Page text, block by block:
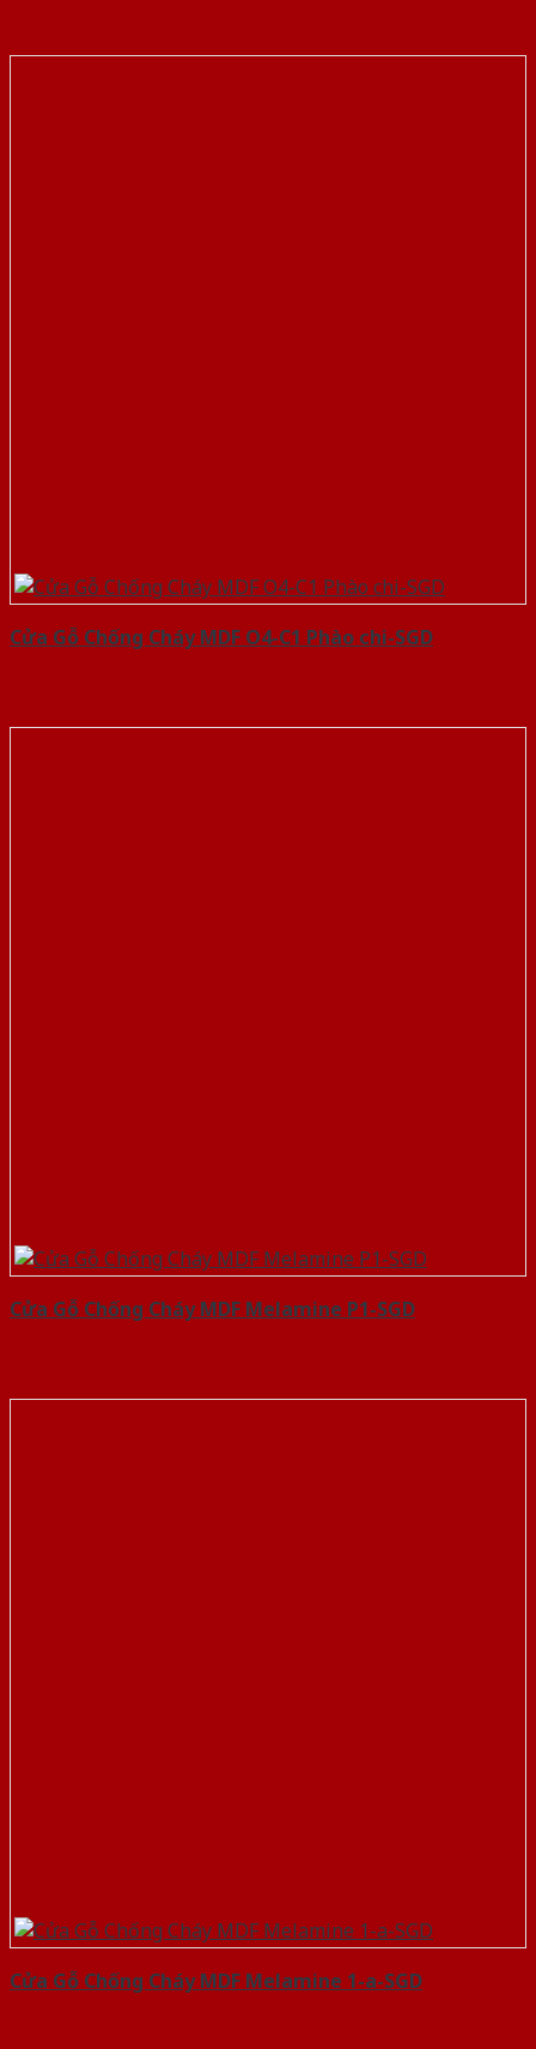
Cửa Gỗ Chống Cháy MDF O4-C1 Phào chi-SGD
Cửa Gỗ Chống Cháy MDF Melamine P1-SGD
Cửa Gỗ Chống Cháy MDF Melamine 1-a-SGD